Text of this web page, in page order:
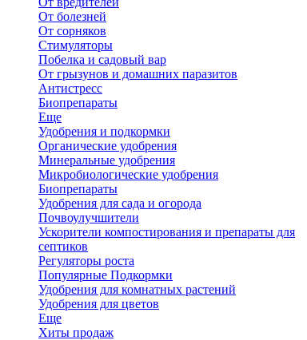
От болезней
От сорняков
Стимуляторы
Побелка и садовый вар
От грызунов и домашних паразитов
Антистресс
Биопрепараты
Еще
Удобрения и подкормки
Органические удобрения
Минеральные удобрения
Микробиологические удобрения
Биопрепараты
Удобрения для сада и огорода
Почвоулучшители
Ускорители компостирования и препараты для
септиков
Регуляторы роста
Популярные Подкормки
Удобрения для комнатных растений
Удобрения для цветов
Еще
Хиты продаж